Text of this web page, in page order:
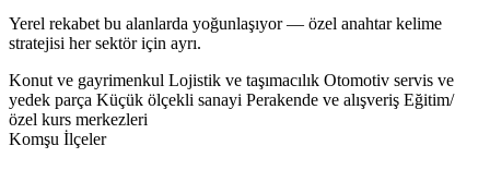
Yerel rekabet bu alanlarda yoğunlaşıyor — özel anahtar kelime
stratejisi her sektör için ayrı.
Konut ve gayrimenkul Lojistik ve taşımacılık Otomotiv servis ve
yedek parça Küçük ölçekli sanayi Perakende ve alışveriş Eğitim/
özel kurs merkezleri
Komşu İlçeler